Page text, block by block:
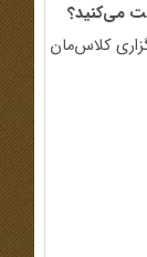
می‌کنید؟
کلاس‌مان